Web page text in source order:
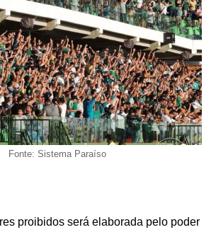
Fonte: Sistema Paraíso
proibidos será elaborada pelo poder